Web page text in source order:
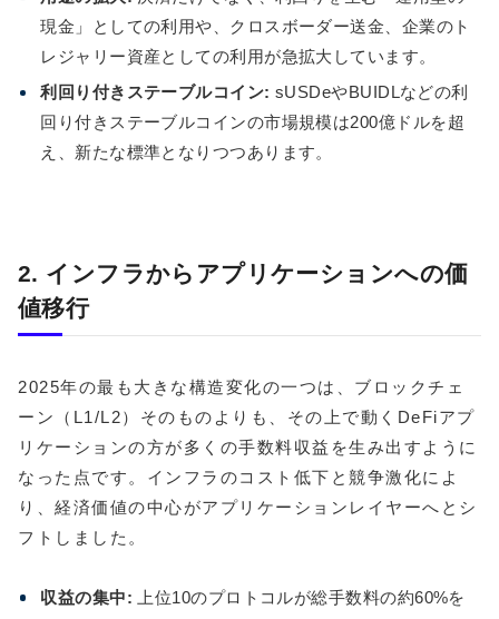
現金」としての利用や、クロスボーダー送金、企業のト
レジャリー資産としての利用が急拡大しています。
利回り付きステーブルコイン: sUSDeやBUIDLなどの利
回り付きステーブルコインの市場規模は200億ドルを超
え、新たな標準となりつつあります。
2. インフラからアプリケーションへの価
値移行
2025年の最も大きな構造変化の一つは、ブロックチェ
ーン（L1/L2）そのものよりも、その上で動くDeFiアプ
リケーションの方が多くの手数料収益を生み出すように
なった点です。インフラのコスト低下と競争激化によ
り、経済価値の中心がアプリケーションレイヤーへとシ
フトしました。
収益の集中: 上位10のプロトコルが総手数料の約60%を